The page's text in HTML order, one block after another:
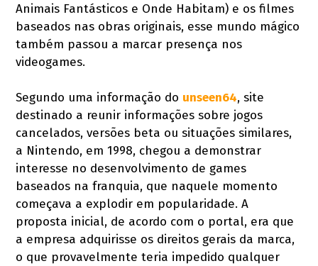
Animais Fantásticos e Onde Habitam) e os filmes
baseados nas obras originais, esse mundo mágico
também passou a marcar presença nos
videogames.
Segundo uma informação do unseen64, site
destinado a reunir informações sobre jogos
cancelados, versões beta ou situações similares,
a Nintendo, em 1998, chegou a demonstrar
interesse no desenvolvimento de games
baseados na franquia, que naquele momento
começava a explodir em popularidade. A
proposta inicial, de acordo com o portal, era que
a empresa adquirisse os direitos gerais da marca,
o que provavelmente teria impedido qualquer